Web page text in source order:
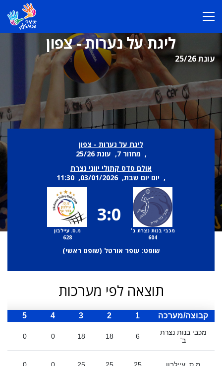
ליגת על נערות - צפון
עונת 25/26
ליגת על נערות - צפון
, מחזור 7, עונת 25/26
אולם סדס קתולי יווני נצרת
, יום יום שבת, 03/01/2026, 11:30
מכבי בנות נצרת ב'
604
3:0
מ.ס. עיילבון
628
שופט: עופר אורטל (שופט ראשי)
תוצאה לפי מערכות
קבוצה/מערכה 1
2
3
4
5
מכבי בנות נצרת
ב'
6
18
18
0
0